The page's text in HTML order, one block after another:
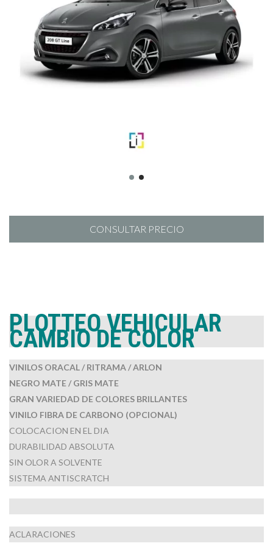
PLOTTEO VEHICULAR
CAMBIO DE COLOR
VINILOS ORACAL / RITRAMA / ARLON
NEGRO MATE / GRIS MATE
GRAN VARIEDAD DE COLORES BRILLANTES
VINILO FIBRA DE CARBONO (OPCIONAL)
COLOCACION EN EL DIA
DURABILIDAD ABSOLUTA
SIN OLOR A SOLVENTE
SISTEMA ANTISCRATCH
ACLARACIONES